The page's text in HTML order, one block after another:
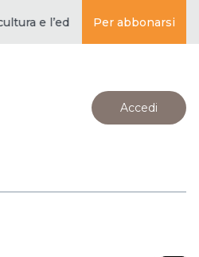
e l’educazione ·BUDDISMO
Per abbonarsi
Accedi